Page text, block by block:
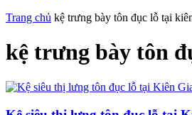
Trang chủ kệ trưng bày tôn đục lỗ tại
kệ trưng bày tôn